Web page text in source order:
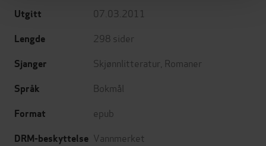
Utgitt 07.03.2011
Lengde 298 sider
Sjanger Skjønnlitteratur Romaner
Språk Bokmål
Format epub
DRM-beskyttelse Vannmerket